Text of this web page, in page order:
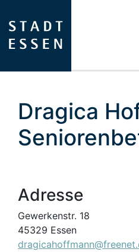
Dragica
Adresse
Gewerkenstr. 18
45329 Essen